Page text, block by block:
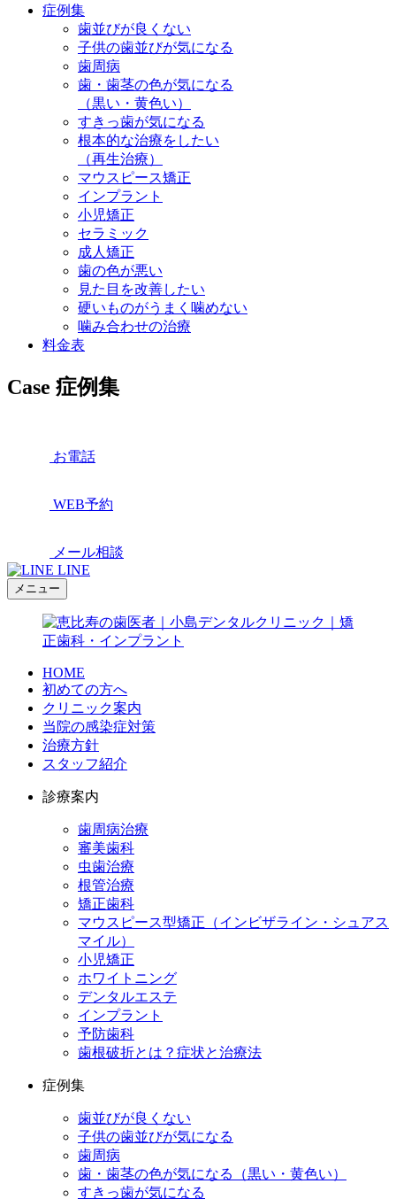
症例集
歯並びが良くない
子供の歯並びが気になる
歯周病
歯・歯茎の色が気になる
（黒い・黄色い）
すきっ歯が気になる
根本的な治療をしたい
（再生治療）
マウスピース矯正
インプラント
小児矯正
セラミック
成人矯正
歯の色が悪い
見た目を改善したい
硬いものがうまく噛めない
噛み合わせの治療
料金表
Case 症例集
お電話
WEB予約
メール相談
LINE
メニュー
HOME
初めての方へ
クリニック案内
当院の感染症対策
治療方針
スタッフ紹介
診療案内
歯周病治療
審美歯科
虫歯治療
根管治療
矯正歯科
マウスピース型矯正（インビザライン・シュアス
マイル）
小児矯正
ホワイトニング
デンタルエステ
インプラント
予防歯科
歯根破折とは？症状と治療法
症例集
歯並びが良くない
子供の歯並びが気になる
歯周病
歯・歯茎の色が気になる（黒い・黄色い）
すきっ歯が気になる